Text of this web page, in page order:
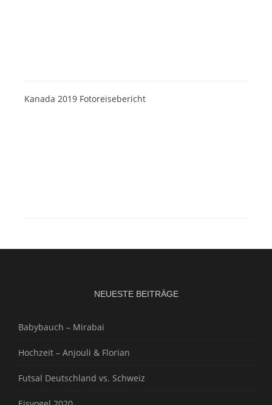
Kanada 2019 Fotoreisebericht
NEUESTE BEITRÄGE
Babybauch – Mirabai
Hochzeit – Anjouli & Florian
Futsal Deutschland vs. Schweiz